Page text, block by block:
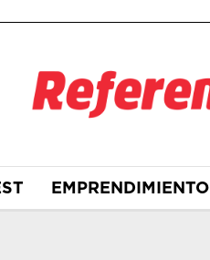
EMPRENDIMIENTO